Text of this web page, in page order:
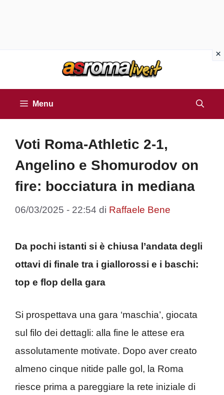
Menu
Voti Roma-Athletic 2-1,
Angelino e Shomurodov on
fire: bocciatura in mediana
06/03/2025 - 22:54 di Raffaele Bene
Da pochi istanti si è chiusa l’andata degli
ottavi di finale tra i giallorossi e i baschi:
top e flop della gara
Si prospettava una gara ‘maschia’, giocata
sul filo dei dettagli: alla fine le attese era
assolutamente motivate. Dopo aver creato
almeno cinque nitide palle gol, la Roma
riesce prima a pareggiare la rete iniziale di